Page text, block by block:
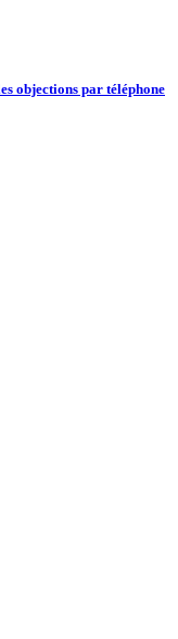
objections par téléphone